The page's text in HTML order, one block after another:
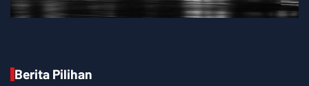
Berita Pilihan